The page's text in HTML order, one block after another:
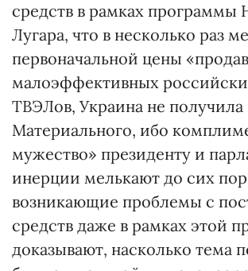
средств в рамках программы
Лугара, что в несколько раз
первоначальной цены
малоэффективных
ТВЭЛов, Украина не получила
Материального, ибо
мужество» президенту и
инерции мелькают до сих
возникающие проблемы с
средств даже в рамках этой
доказывают, насколько тема